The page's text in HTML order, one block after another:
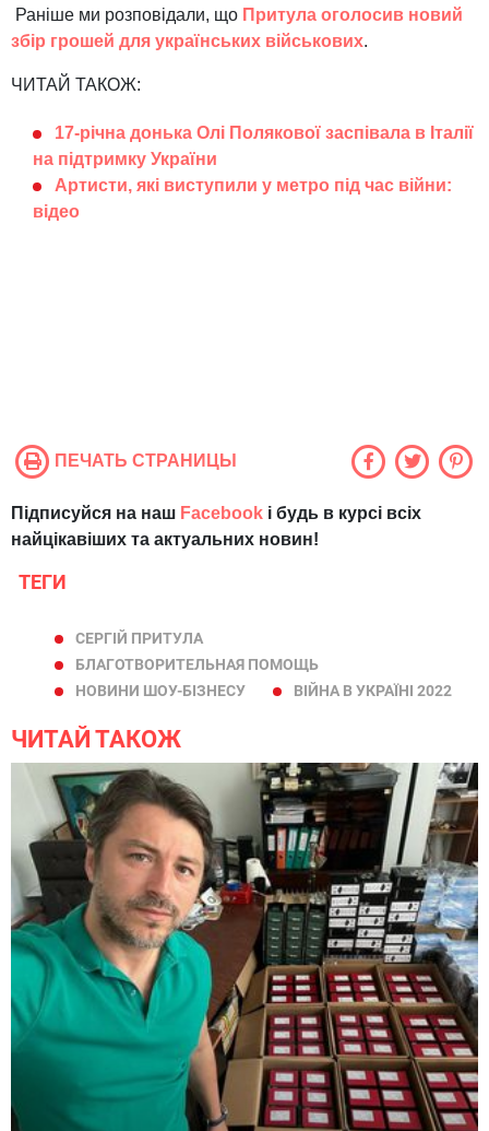
Раніше ми розповідали, що Притула оголосив новий
збір грошей для українських військових.
ЧИТАЙ ТАКОЖ:
17-річна донька Олі Полякової заспівала в Італії
на підтримку України
Артисти, які виступили у метро під час війни:
відео
ПЕЧАТЬ СТРАНИЦЫ
Підписуйся на наш Facebook і будь в курсі всіх
найцікавіших та актуальних новин!
ТЕГИ
СЕРГІЙ ПРИТУЛА
БЛАГОТВОРИТЕЛЬНАЯ ПОМОЩЬ
НОВИНИ ШОУ-БІЗНЕСУ
ВІЙНА В УКРАЇНІ 2022
ЧИТАЙ ТАКОЖ